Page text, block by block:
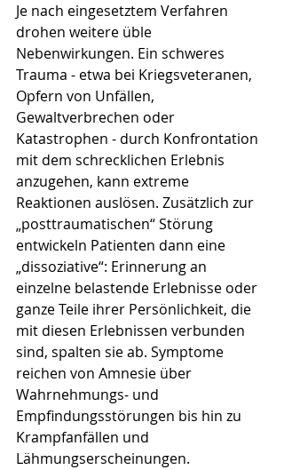
Je nach eingesetztem Verfahren
drohen weitere üble
Nebenwirkungen. Ein schweres
Trauma - etwa bei Kriegsveteranen,
Opfern von Unfällen,
Gewaltverbrechen oder
Katastrophen - durch Konfrontation
mit dem schrecklichen Erlebnis
anzugehen, kann extreme
Reaktionen auslösen. Zusätzlich zur
„posttraumatischen“ Störung
entwickeln Patienten dann eine
„dissoziative“: Erinnerung an
einzelne belastende Erlebnisse oder
ganze Teile ihrer Persönlichkeit, die
mit diesen Erlebnissen verbunden
sind, spalten sie ab. Symptome
reichen von Amnesie über
Wahrnehmungs- und
Empfindungsstörungen bis hin zu
Krampfanfällen und
Lähmungserscheinungen.